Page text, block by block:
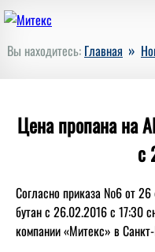
Вы находитесь: Главная »
Цена пропана на
с
Согласно приказа №6 от
бутан с 26.02.2016 с 17:30
компании «Митекс» в